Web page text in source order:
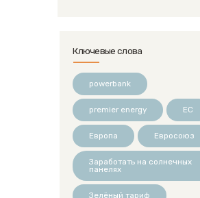
Ключевые слова
powerbank
premier energy ЕС
Европа Евросоюз
Заработать на солнечных
панелях
Зелёный тариф